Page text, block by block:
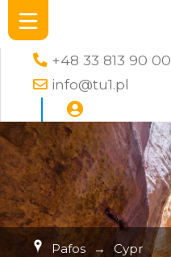
+48 33 813 90 00
info@tu1.pl
Pafos → Cypr